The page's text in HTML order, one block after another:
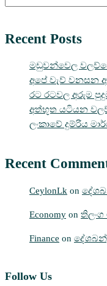
Recent Posts
මඩුවන්වෙල
අපේ වැව් වනසන
රට රටවල අරුම
අත්භූත යටියන
ලංකාවේ දුම්රිය
Recent
CeylonLk on
Economy on තිලංග
Finance on
Follow Us